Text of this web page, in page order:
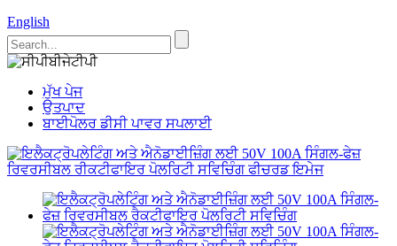
English
ਮੁੱਖ ਪੇਜ
ਉਤਪਾਦ
ਬਾਈਪੋਲਰ ਡੀਸੀ ਪਾਵਰ ਸਪਲਾਈ